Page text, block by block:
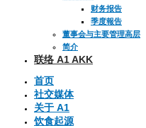
财务报告
季度報告
董事会与主要管理高层
简介
联络 A1 AKK
首页
社交媒体
关于 A1
饮食起源